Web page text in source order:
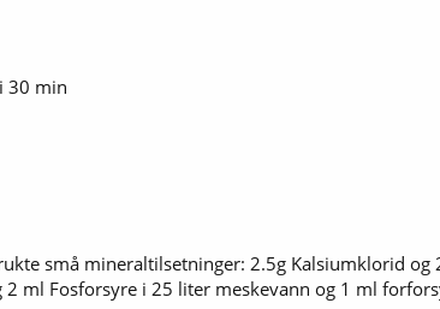
30 min
små mineraltilsetninger: 2.5g Kalsiumklorid
ml Fosforsyre i 25 liter meskevann og 1 ml